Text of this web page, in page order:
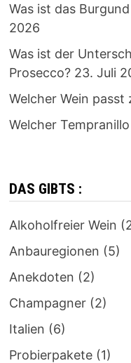
Was ist das
2026
Was ist der
Prosecco? 23. Juli
Welcher Wein passt
Welcher
DAS GIBTS :
Alkoholfreier Wein
Anbauregionen (5)
Anekdoten (2)
Champagner(2)
Italien (6)
Probierpakete(1)